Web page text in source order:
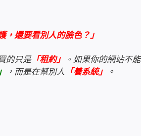
，還要看別人的臉色？」
的只是「租約」
。如果你的網站不能
，而是在幫別人 「養系統」 。